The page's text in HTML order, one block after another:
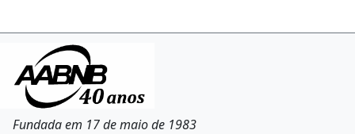
Fundada em 17 de maio de 1983